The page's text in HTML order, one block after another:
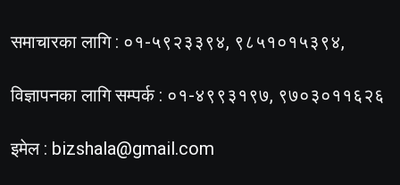
समाचारका लागि : ०१-५९२३३९४, ९८५१०१५३९४,
विज्ञापनका लागि सम्पर्क : ०१-४९९३१९७, ९७०३०११६२६
इमेल : bizshala@gmail.com